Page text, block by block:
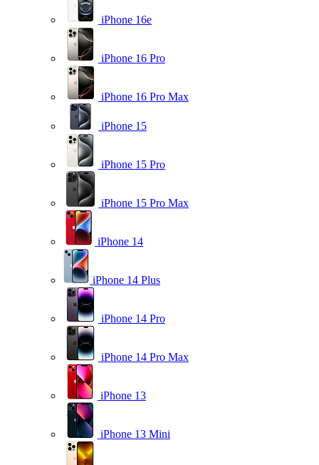
iPhone 16e
iPhone 16 Pro
iPhone 16 Pro Max
iPhone 15
iPhone 15 Pro
iPhone 15 Pro Max
iPhone 14
iPhone 14 Plus
iPhone 14 Pro
iPhone 14 Pro Max
iPhone 13
iPhone 13 Mini